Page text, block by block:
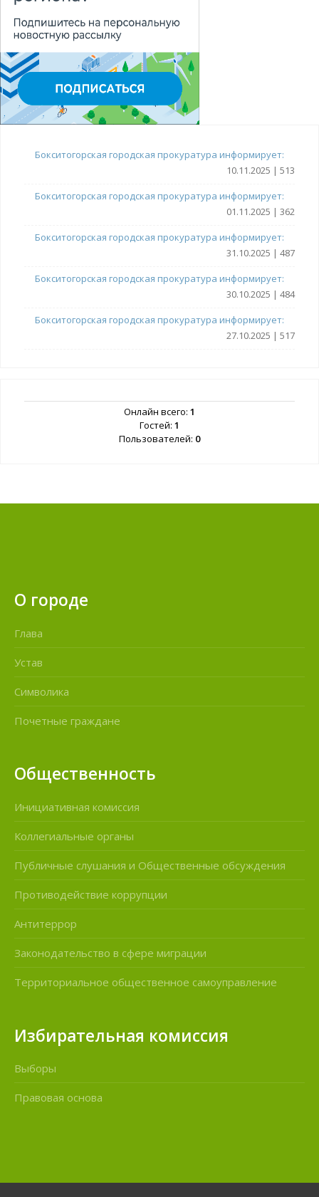
Бокситогорская городская прокуратура информирует:
10.11.2025 | 513
Бокситогорская городская прокуратура информирует:
01.11.2025 | 362
Бокситогорская городская прокуратура информирует:
31.10.2025 | 487
Бокситогорская городская прокуратура информирует:
30.10.2025 | 484
Бокситогорская городская прокуратура информирует:
27.10.2025 | 517
Онлайн всего: 1
Гостей: 1
Пользователей: 0
О городе
Глава
Устав
Символика
Почетные граждане
Общественность
Инициативная комиссия
Коллегиальные органы
Публичные слушания и Общественные обсуждения
Противодействие коррупции
Антитеррор
Законодательство в сфере миграции
Территориальное общественное самоуправление
Избирательная комиссия
Выборы
Правовая основа